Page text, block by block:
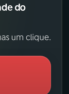
do
um clique.